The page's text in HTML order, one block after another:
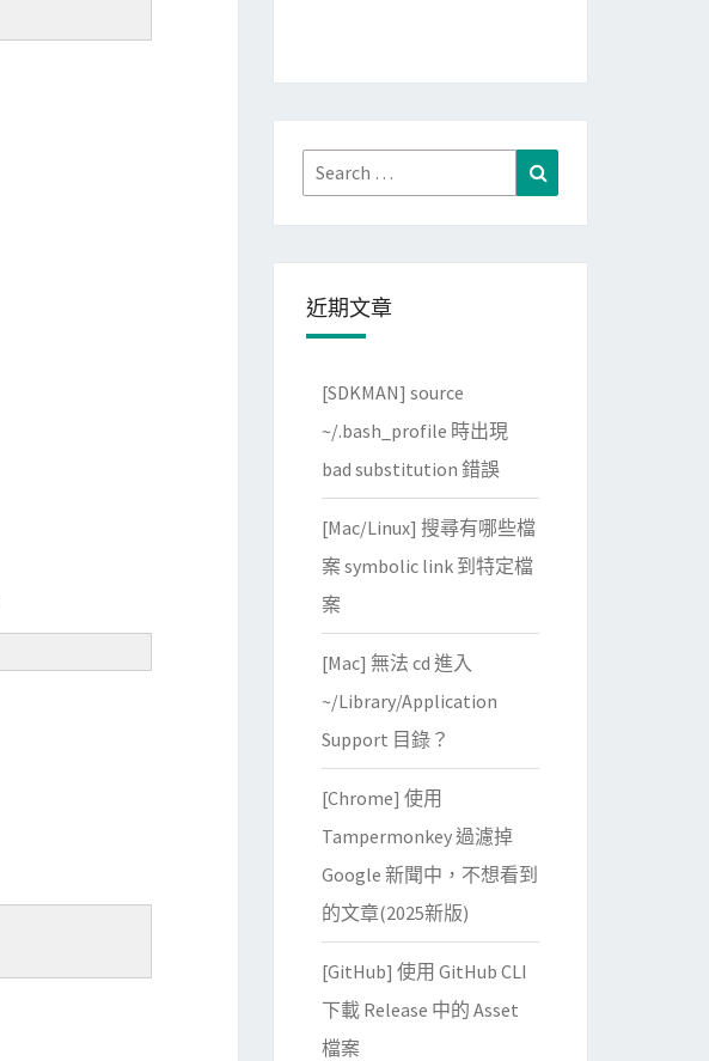
Search
for:
近期文章
[SDKMAN] source
~/.bash_profile 時出現
bad substitution 錯誤
[Mac/Linux] 搜尋有哪些檔
案 symbolic link 到特定檔
案
[Mac] 無法 cd 進入
~/Library/Application
Support 目錄？
[Chrome] 使用
Tampermonkey 過濾掉
Google 新聞中，不想看到
的文章(2025新版)
[GitHub] 使用 GitHub CLI
下載 Release 中的 Asset
檔案